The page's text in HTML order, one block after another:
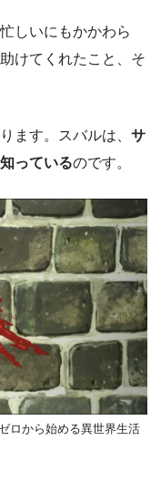
しいにもかかわら
けてくれたこと、そ
ます。スバルは、 サ
っているのです。
ロから始める異世界生活